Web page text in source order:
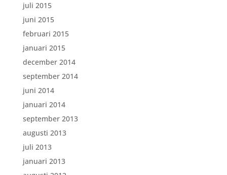
juli 2015
juni 2015
februari 2015
januari 2015
december 2014
september 2014
juni 2014
januari 2014
september 2013
augusti 2013
juli 2013
januari 2013